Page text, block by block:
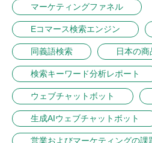
マーケティングファネル
Eコマース検索エンジン
同義語検索 日本の
検索キーワード分析レポート
ウェブチャットボット
生成AIウェブチャットボット
営業およびマーケティングの課